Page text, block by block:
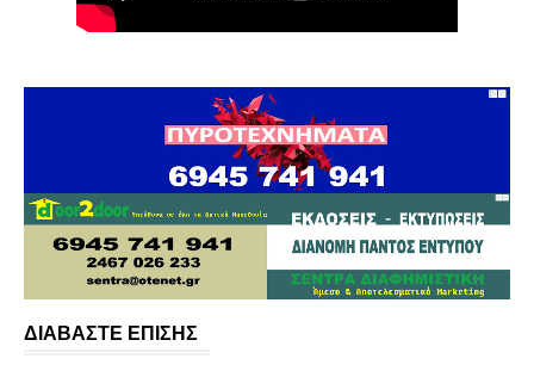
ΔΙΑΒΑΣΤΕ ΕΠΙΣΗΣ